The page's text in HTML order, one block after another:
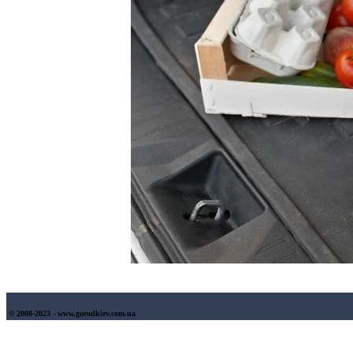
© 2008-2023 - www.gorodkiev.com.ua